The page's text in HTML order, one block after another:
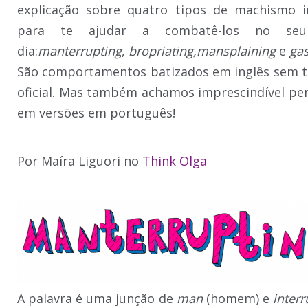
explicação sobre quatro tipos de machismo
para te ajudar a combatê-los no
dia:manterrupting, bropriating,mansplaininge
São comportamentos batizados em inglês sem
oficial. Mas também achamos imprescindível
em versões em português!
Por Maíra Liguori no Think Olga
A palavra é uma junção de man(homem) e